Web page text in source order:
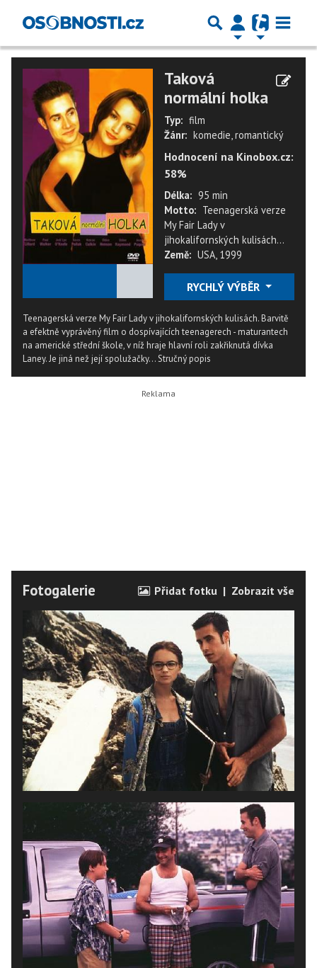
Taková
normální holka
Typ: film
Žánr: komedie, romantický
Hodnocení na Kinobox.cz:
58%
Délka: 95 min
Motto: Teenagerská verze
My Fair Lady v
jihokalifornských kulisách...
Země: USA, 1999
RYCHLÝ VÝBĚR
Teenagerská verze My Fair Lady v jihokalifornských kulisách. Barvitě
a efektně vyprávěný film o dospívajících teenagerech - maturantech
na americké střední škole, v níž hraje hlavní roli zakřiknutá dívka
Laney. Je jiná než její spolužačky...Stručný popis
Fotogalerie Přidat fotku | Zobrazit vše